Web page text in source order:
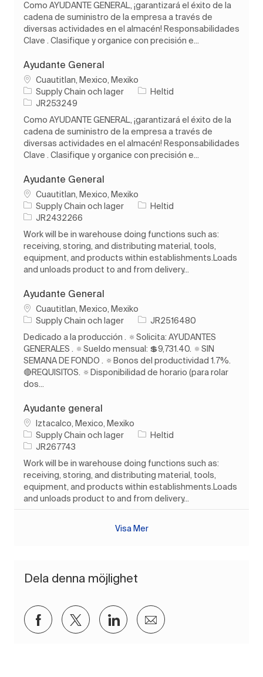
Como AYUDANTE GENERAL, ¡garantizará el éxito de la
cadena de suministro de la empresa a través de
diversas actividades en el almacén! Responsabilidades
Clave . Clasifique y organice con precisión e...
Ayudante General
PlatsCuautitlan, Mexico, Mexiko
Kategori
Supply Chain och lager Typ av jobb
Heltid
Jobb-ID
JR253249
Como AYUDANTE GENERAL, ¡garantizará el éxito de la
cadena de suministro de la empresa a través de
diversas actividades en el almacén! Responsabilidades
Clave . Clasifique y organice con precisión e...
Ayudante General
PlatsCuautitlan, Mexico, Mexiko
Kategori
Supply Chain och lager Typ av jobb
Heltid
Jobb-ID
JR2432266
Work will be in warehouse doing functions such as:
receiving, storing, and distributing material, tools,
equipment, and products within establishments.Loads
and unloads product to and from delivery...
Ayudante General
PlatsCuautitlan, Mexico, Mexiko
Kategori
Supply Chain och lager Jobb-ID
JR2516480
Dedicado a la producción . 🔅Solicita: AYUDANTES
GENERALES . 🔅Sueldo mensual: 💲9,731.40. 🔅SIN
SEMANA DE FONDO . 🔅Bonos del productividad 1.7%.
🔴REQUISITOS. 🔅Disponibilidad de horario (para rolar
dos...
Ayudante general
PlatsIztacalco, Mexico, Mexiko
Kategori
Supply Chain och lager Typ av jobb
Heltid
Jobb-ID
JR267743
Work will be in warehouse doing functions such as:
receiving, storing, and distributing material, tools,
equipment, and products within establishments.Loads
and unloads product to and from delivery...
Visa Mer
Dela denna möjlighet
Dela via Facebook
Dela via twitter
Dela via LinkedIn
Dela via e-post